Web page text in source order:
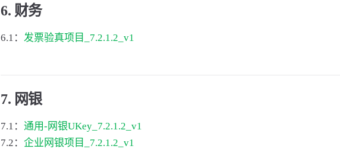
6. 财务
6.1： 发票验真项目_7.2.1.2_v1
7. 网银
7.1： 通用-网银UKey_7.2.1.2_v1
7.2： 企业网银项目_7.2.1.2_v1